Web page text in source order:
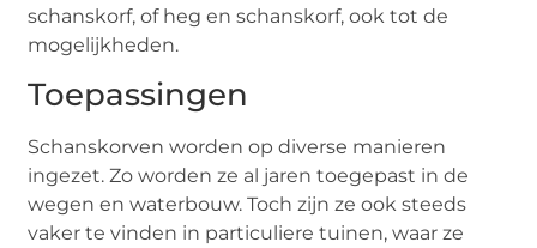
schanskorf, of heg en schanskorf, ook tot de
mogelijkheden.
Toepassingen
Schanskorven worden op diverse manieren
ingezet. Zo worden ze al jaren toegepast in de
wegen en waterbouw. Toch zijn ze ook steeds
vaker te vinden in particuliere tuinen, waar ze